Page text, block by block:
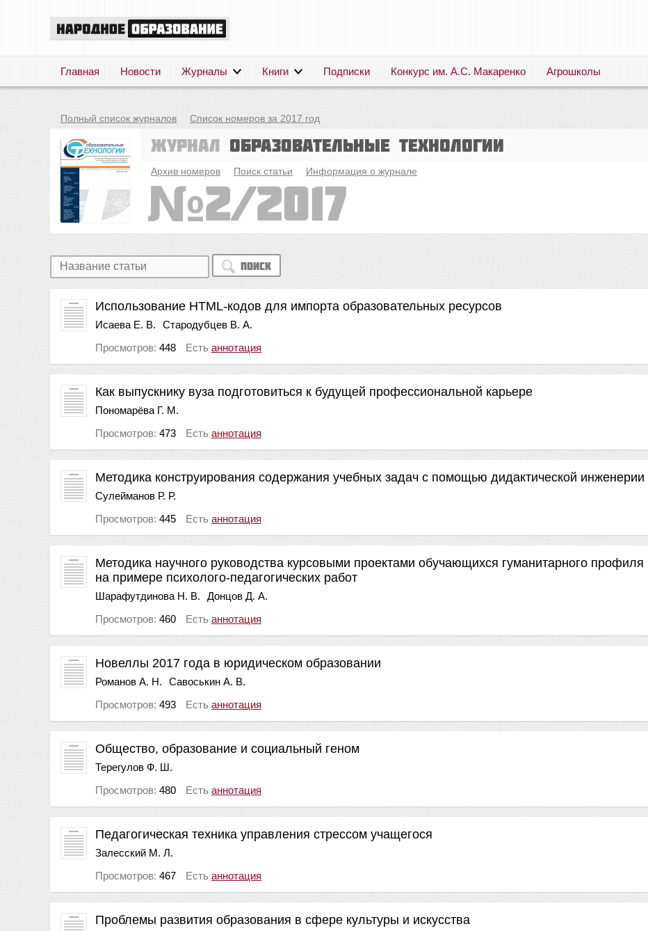
Главная Новости Журналы Книги Подписки Конкурс им. А.С. Макаренко Агрошколы
Полный список журналов Список номеров за 2017 год
Журнал Образовательные технологии
Архив номеров Поиск статьи Информация о журнале
2/2017
Поиск
Использование HTML-кодов для импорта образовательных ресурсов
Исаева Е. В.
Стародубцев В. А.
Просмотров: 448 Есть аннотация
Как выпускнику вуза подготовиться к будущей профессиональной карьере
Пономарёва Г. М.
Просмотров: 473 Есть аннотация
Методика конструирования содержания учебных задач с помощью дидактической инженерии
Сулейманов Р. Р.
Просмотров: 445 Есть аннотация
Методика научного руководства курсовыми проектами обучающихся гуманитарного профиля
на примере психолого-педагогических работ
Шарафутдинова Н. В.
Донцов Д. А.
Просмотров: 460 Есть аннотация
Новеллы 2017 года в юридическом образовании
Романов А. Н.
Савоськин А. В.
Просмотров: 493 Есть аннотация
Общество, образование и социальный геном
Терегулов Ф. Ш.
Просмотров: 480 Есть аннотация
Педагогическая техника управления стрессом учащегося
Залесский М. Л.
Просмотров: 467 Есть аннотация
Проблемы развития образования в сфере культуры и искусства